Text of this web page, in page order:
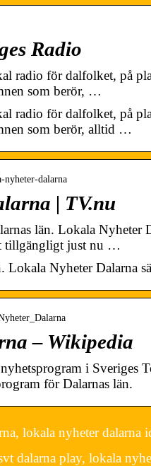
Radio
radio för dalfolket, på
som berör, …
radio för dalfolket, på
som berör, alltid …
nyheter-dalarna
| TV.nu
län. Lokala Nyheter
tillgängligt just nu …
Lokala Nyheter Dalarna
– Wikipedia
i Sveriges
för Dalarnas län.
lokala nyheter dalarna
dalarna play, lokala